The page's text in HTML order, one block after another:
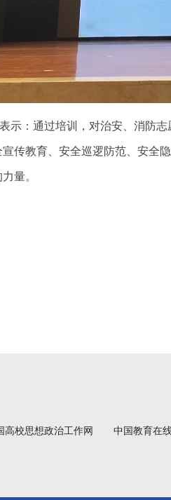
示：通过培训，对治安、消防
传教育、安全巡逻防范、安全
量。
高校思想政治工作网
中国教育在